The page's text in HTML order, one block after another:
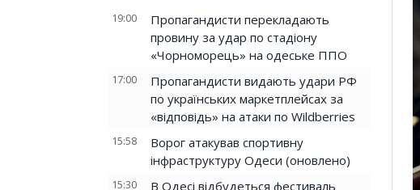
19:00
Пропагандисти перекладають
провину за удар по стадіону
«Чорноморець» на одеське ППО
17:00
Пропагандисти видають удари РФ
по українських маркетплейсах за
«відповідь» на атаки по Wildberries
15:58
Ворог атакував спортивну
інфраструктуру Одеси (оновлено)
15:30
В Одесі відбудеться фестиваль